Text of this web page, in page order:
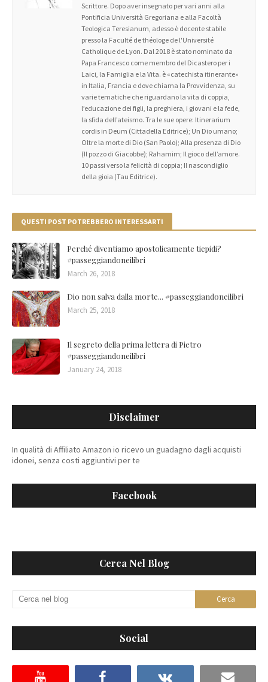
Scrittore. Dopo aver insegnato per vari anni alla
Pontificia Università Gregoriana e alla Facoltà
Teologica Teresianum, adesso è docente stabile
presso la Faculté de théologe de l'Université
Catholique de Lyon. Dal 2018 è stato nominato da
Papa Francesco come membro del Dicastero per i
Laici, la Famiglia e la Vita. è «catechista itinerante»
in Italia, Francia e dove chiama la Provvidenza, su
varie tematiche che riguardano la vita di coppia,
l’educazione dei figli, la preghiera, i giovani e la fede,
la sfida dell’ateismo. Tra le sue opere: Itinerarium
cordis in Deum (Cittadella Editrice); Un Dio umano;
Oltre la morte di Dio (San Paolo); Alla presenza di Dio
(Il pozzo di Giacobbe); Rahamim; Il gioco dell’amore.
10 passi verso la felicità di coppia; Il nascondiglio
della gioia (Tau Editrice).
QUESTI POST POTREBBERO INTERESSARTI
Perché diventiamo apostolicamente tiepidi?
#passeggiandoneilibri
March 26, 2018
Dio non salva dalla morte... #passeggiandoneilibri
March 25, 2018
Il segreto della prima lettera di Pietro
#passeggiandoneilibri
January 24, 2018
Disclaimer
In qualità di Affiliato Amazon io ricevo un guadagno dagli acquisti
idonei, senza costi aggiuntivi per te
Facebook
Cerca Nel Blog
Social